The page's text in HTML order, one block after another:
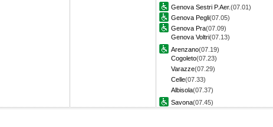
Genova Sestri P.Aer.(07.01)
Genova Pegli(07.05)
Genova Pra(07.09)
Genova Voltri(07.13)
Arenzano(07.19)
Cogoleto(07.23)
Varazze(07.29)
Celle(07.33)
Albisola(07.37)
Savona(07.45)